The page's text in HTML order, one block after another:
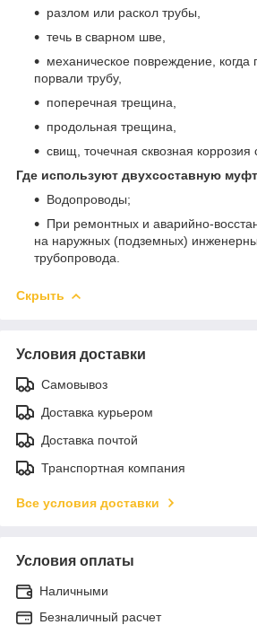
разлом или раскол трубы,
течь в сварном шве,
механическое повреждение, когда
порвали трубу,
поперечная трещина,
продольная трещина,
свищ, точечная сквозная коррозия
Где используют двухсоставную
Водопроводы;
При ремонтных и аварийно-
на наружных (подземных)
трубопровода.
Скрыть
Условия доставки
Самовывоз
Доставка курьером
Доставка почтой
Транспортная компания
Все условия доставки
Условия оплаты
Наличными
Безналичный расчет